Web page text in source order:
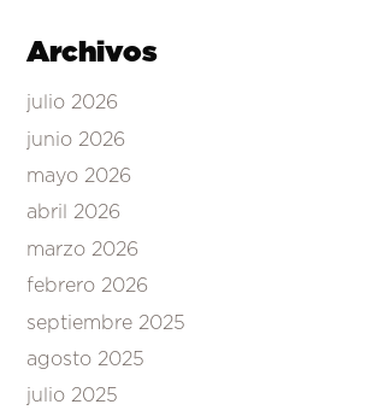
Archivos
julio 2026
junio 2026
mayo 2026
abril 2026
marzo 2026
febrero 2026
septiembre 2025
agosto 2025
julio 2025